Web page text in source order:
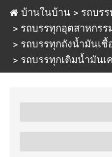
บ้านในบ้าน
รถบร
รถบรรทุกอุตสาหกร
รถบรรทุกถังน้ำมันเชื้
รถบรรทุกเติมน้ำมันเ